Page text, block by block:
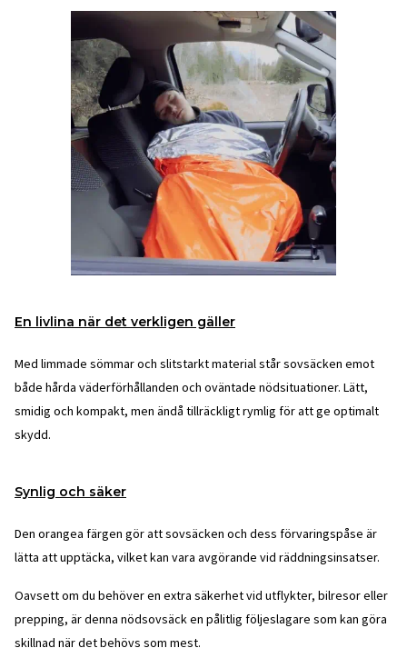
En livlina när det verkligen gäller
Med limmade sömmar och slitstarkt material står sovsäcken emot
både hårda väderförhållanden och oväntade nödsituationer. Lätt,
smidig och kompakt, men ändå tillräckligt rymlig för att ge optimalt
skydd.
Synlig och säker
Den orangea färgen gör att sovsäcken och dess förvaringspåse är
lätta att upptäcka, vilket kan vara avgörande vid räddningsinsatser.
Oavsett om du behöver en extra säkerhet vid utflykter, bilresor eller
prepping, är denna nödsovsäck en pålitlig följeslagare som kan göra
skillnad när det behövs som mest.